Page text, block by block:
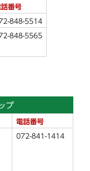
番号
848-5514
848-5565
プ
電話番号
072-841-1414